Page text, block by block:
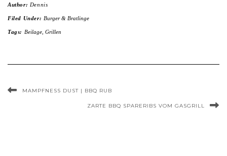
Author: Dennis
Filed Under: Burger & Bratlinge
Tags: Beilage, Grillen
MAMPFNESS DUST | BBQ RUB
ZARTE BBQ SPARERIBS VOM GASGRILL